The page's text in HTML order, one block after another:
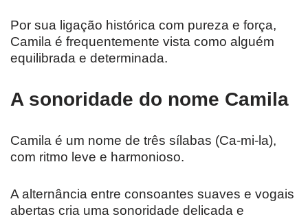
Por sua ligação histórica com pureza e força,
Camila é frequentemente vista como alguém
equilibrada e determinada.
A sonoridade do nome Camila
Camila é um nome de três sílabas (Ca-mi-la),
com ritmo leve e harmonioso.
A alternância entre consoantes suaves e vogais
abertas cria uma sonoridade delicada e